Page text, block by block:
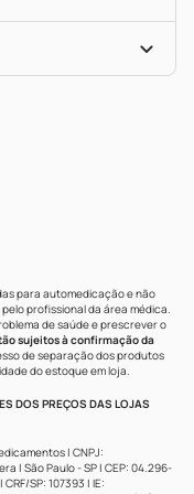
para automedicação e não
profissional da área médica.
de saúde e prescrever o
sujeitos à confirmação da
de separação dos produtos
do estoque em loja.
DOS PREÇOS DAS LOJAS
| CNPJ:
| São Paulo - SP | CEP: 04.296-
SP: 107393 | IE: